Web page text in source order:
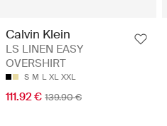
Calvin Klein
LS LINEN EASY
OVERSHIRT
S M L XL XXL
111.92 € 139.90 €